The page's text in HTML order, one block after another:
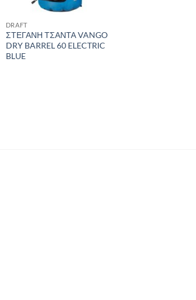
DRAFT
ΣΤΕΓΑΝΗ ΤΣΑΝΤΑ VANGO
DRY BARREL 60 ELECTRIC
BLUE